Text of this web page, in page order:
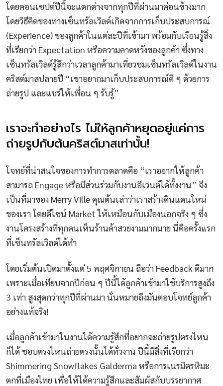
โดยคอนเซปต์ปีนี้จะแตกต่างจากทุกปีที่ผ่านมาค่อนข้างมาก
โดยวิธีคิดของทางเซ็นทรัลเวิลด์เกิดจากการเก็บประสบการณ์
(Experience) ของลูกค้าในแต่ละปีที่เข้ามา พร้อมกับเรียนรู้สิ่ง
ที่เรียกว่า Expectation หรือความคาดหวังของลูกค้า ซึ่งทาง
เซ็นทรัลเวิลด์รู้สึกว่าเวลาลูกค้ามาเที่ยวชมเซ็นทรัลเวิลด์ในงาน
คริสต์มาสปลายปี “เขาอยากมาเก็บประสบการณ์ดี ๆ ด้วยการ
ถ่ายรูป และแชร์ให้เพื่อน ๆ รับรู้”
เราจะทำอย่างไร ไม่ให้ลูกค้าหยุดอยู่แค่การ
ถ่ายรูปกับต้นคริสต์มาสเท่านั้น!
โจทย์ที่น่าสนใจของการทำการตลาดคือ “เราอยากให้ลูกค้า
สามารถ Engage หรือมีส่วนร่วมกับงานอีเวนต์ได้ทั้งงาน” จึง
เป็นที่มาของ Merry Ville คุณต้นเล่าว่าเราสร้างดินแดนใหม่
ของเรา โดยดีไซน์ Market ให้เหมือนกับเมืองนอกจริง ๆ ซึ่ง
งานโครงสร้างที่ทุกคนเห็นร้านค้าสวยงามมากมาย นี่คือครั้งแรก
ที่เซ็นทรัลเวิลด์ได้ทำ
โดยเริ่มต้นเปิดมาตั้งแต่ 5 พฤศจิกายน ถือว่า Feedback ดีมาก
เพราะเมื่อเทียบจากปีก่อน ๆ ปีนี้ได้ลูกค้าเข้ามาใช้บริการสูงถึง
3 เท่า สูงสุดกว่าทุกปีที่ผ่านมา นั่นหมายถึงมันตอบโจทย์ลูกค้า
อย่างแท้จริง!
เมื่อลูกค้าเข้ามาในงานได้ความรู้สึกที่อยากจะถ่ายรูปตรงไหน
ก็ได้ ชอบตรงไหนถ่ายตรงนั้นได้ทั่วงาน ปีนี้มีสิ่งที่เรียกว่า
Shimmering Snowflakes Galderma หรือการเนรมิตรหิมะ
ตกที่เมืองไทย เพื่อให้ได้ความรู้สึกและสัมผัสกับบรรยากาศ